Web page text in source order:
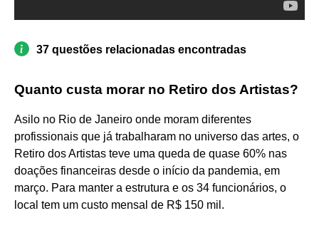
37 questões relacionadas encontradas
Quanto custa morar no Retiro dos Artistas?
Asilo no Rio de Janeiro onde moram diferentes
profissionais que já trabalharam no universo das artes, o
Retiro dos Artistas teve uma queda de quase 60% nas
doações financeiras desde o início da pandemia, em
março. Para manter a estrutura e os 34 funcionários, o
local tem um custo mensal de R$ 150 mil.